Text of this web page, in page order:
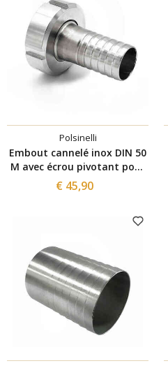
Polsinelli
Embout cannelé inox DIN 50
M avec écrou pivotant pour
tuyau ⌀50
€ 45,90